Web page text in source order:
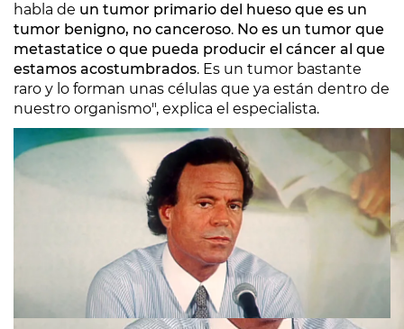
habla de un tumor primario del hueso que es un
tumor benigno, no canceroso. No es un tumor que
metastatice o que pueda producir el cáncer al que
estamos acostumbrados. Es un tumor bastante
raro y lo forman unas células que ya están dentro de
nuestro organismo", explica el especialista.